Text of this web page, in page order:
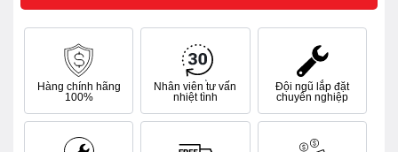
Hàng chính hãng
100%
Nhân viên tư vấn
nhiệt tình
Đội ngũ lắp đặt
chuyên nghiệp